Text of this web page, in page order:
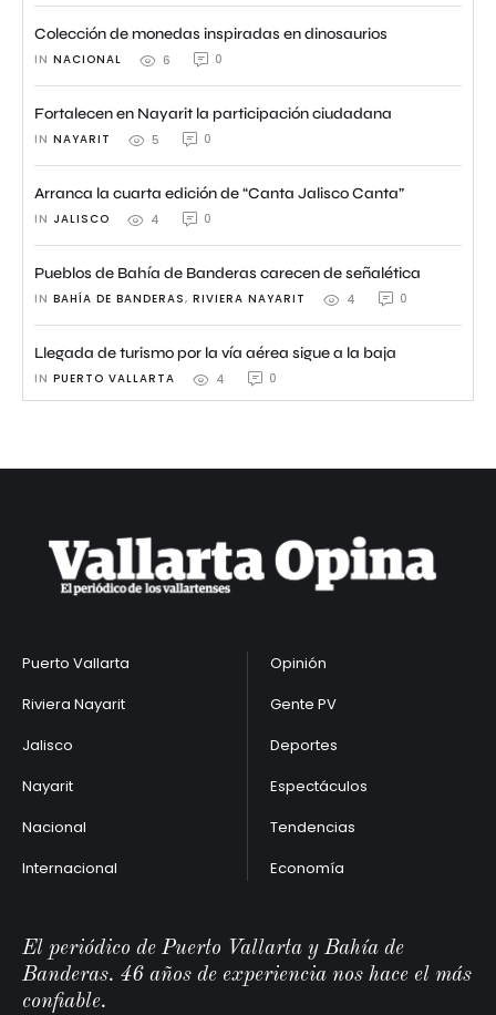
Colección de monedas inspiradas en dinosaurios
IN NACIONAL 6 0
Fortalecen en Nayarit la participación ciudadana
IN NAYARIT 5 0
Arranca la cuarta edición de “Canta Jalisco Canta”
IN JALISCO 4 0
Pueblos de Bahía de Banderas carecen de señalética
IN BAHÍA DE BANDERAS, RIVIERA NAYARIT 4 0
Llegada de turismo por la vía aérea sigue a la baja
IN PUERTO VALLARTA 4 0
Puerto Vallarta
Riviera Nayarit
Jalisco
Nayarit
Nacional
Internacional
Opinión
Gente PV
Deportes
Espectáculos
Tendencias
Economía
El periódico de Puerto Vallarta y Bahía de
Banderas. 46 años de experiencia nos hace el más
confiable.